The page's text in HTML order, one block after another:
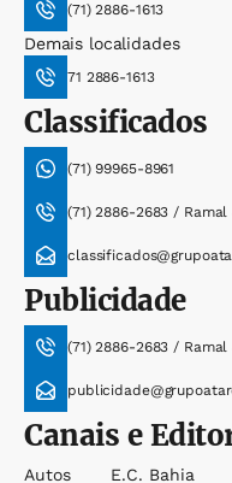
(71) 2886-1613
Demais localidades
71 2886-1613
Classificados
(71) 99965-8961
(71) 2886-2683 / Ramal
Publicidade
(71) 2886-2683 / Ramal
Canais e
Autos
E.c. Bahia